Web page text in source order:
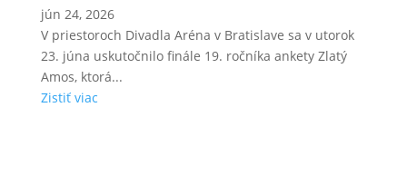
jún 24, 2026
V priestoroch Divadla Aréna v Bratislave sa v utorok
23. júna uskutočnilo finále 19. ročníka ankety Zlatý
Amos, ktorá...
Zistiť viac